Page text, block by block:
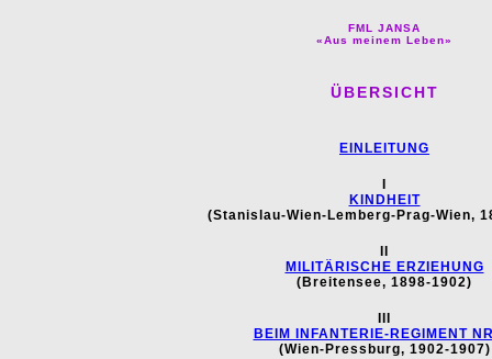
FML JANSA
«Aus meinem Leben»
ÜBERSICHT
EINLEITUNG
KINDHEIT
(Stanislau-Wien-Lemberg-Prag-Wien,
MILITÄRISCHE ERZIEHUNG
(Breitensee, 1898-1902)
BEIM INFANTERIE-REGIMENT
(Wien-Pressburg, 1902-1907)